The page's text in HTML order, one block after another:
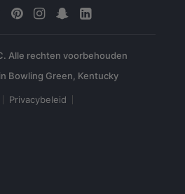
Alle rechten voorbehouden
Privacybeleid